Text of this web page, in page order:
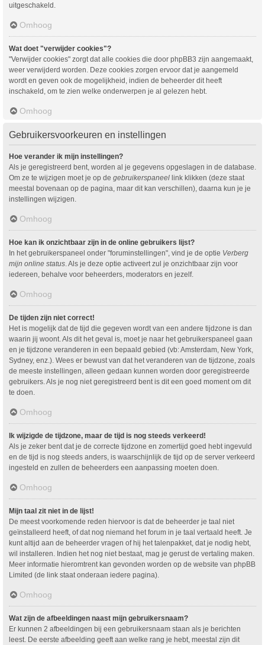
uitgeschakeld.
Omhoog
Wat doet "verwijder cookies"?
"Verwijder cookies" zorgt dat alle cookies die door phpBB3 zijn aangemaakt,
weer verwijderd worden. Deze cookies zorgen ervoor dat je aangemeld
wordt en geven ook de mogelijkheid, indien de beheerder dit heeft
inschakeld, om te zien welke onderwerpen je al gelezen hebt.
Omhoog
Gebruikersvoorkeuren en instellingen
Hoe verander ik mijn instellingen?
Als je geregistreerd bent, worden al je gegevens opgeslagen in de database.
Om ze te wijzigen moet je op de gebruikerspaneel link klikken (deze staat
meestal bovenaan op de pagina, maar dit kan verschillen), daarna kun je je
instellingen wijzigen.
Omhoog
Hoe kan ik onzichtbaar zijn in de online gebruikers lijst?
In het gebruikerspaneel onder "foruminstellingen", vind je de optie Verberg
mijn online status . Als je deze optie activeert zul je onzichtbaar zijn voor
iedereen, behalve voor beheerders, moderators en jezelf.
Omhoog
De tijden zijn niet correct!
Het is mogelijk dat de tijd die gegeven wordt van een andere tijdzone is dan
waarin jij woont. Als dit het geval is, moet je naar het gebruikerspaneel gaan
en je tijdzone veranderen in een bepaald gebied (vb: Amsterdam, New York,
Sydney, enz.). Wees er bewust van dat het veranderen van de tijdzone, zoals
de meeste instellingen, alleen gedaan kunnen worden door geregistreerde
gebruikers. Als je nog niet geregistreerd bent is dit een goed moment om dit
te doen.
Omhoog
Ik wijzigde de tijdzone, maar de tijd is nog steeds verkeerd!
Als je zeker bent dat je de correcte tijdzone en zomertijd goed hebt ingevuld
en de tijd is nog steeds anders, is waarschijnlijk de tijd op de server verkeerd
ingesteld en zullen de beheerders een aanpassing moeten doen.
Omhoog
Mijn taal zit niet in de lijst!
De meest voorkomende reden hiervoor is dat de beheerder je taal niet
geïnstalleerd heeft, of dat nog niemand het forum in je taal vertaald heeft. Je
kunt altijd aan de beheerder vragen of hij het talenpakket, dat je nodig hebt,
wil installeren. Indien het nog niet bestaat, mag je gerust de vertaling maken.
Meer informatie hieromtrent kan gevonden worden op de website van phpBB
Limited (de link staat onderaan iedere pagina).
Omhoog
Wat zijn de afbeeldingen naast mijn gebruikersnaam?
Er kunnen 2 afbeeldingen bij een gebruikersnaam staan als je berichten
leest. De eerste afbeelding geeft aan welke rang je hebt, meestal zijn dit